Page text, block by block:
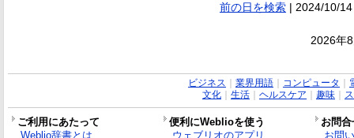
前の日を検索| 2024/10/
2026年
ビジネス 業界用語｜ コンピュータ
文化｜ 生活｜ ヘルスケア 趣味｜
ご利用にあたって 便利にWeblioを使う
お問
Weblio辞書とは
ウェブリオのアプリ
お問